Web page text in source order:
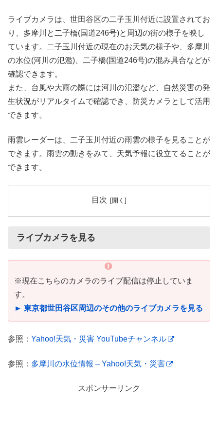
ライブカメラは、世田谷区の二子玉川付近に設置されてお
り、多摩川と二子橋(国道246号)と周辺の街の様子を映し
ています。二子玉川付近の現在のお天気の様子や、多摩川
の水位(河川の氾濫)、二子橋(国道246号)の混み具合などが
確認できます。
また、台風や大雨の際には河川の氾濫など、自然災害の発
生状況がリアルタイムで確認でき、防災カメラとして活用
できます。
雨雲レーダーは、二子玉川付近の雨雲の様子を見ることが
できます。雨雲の動きをみて、天気予報に役立てることが
できます。
目次
ライブカメラを見る
※現在こちらのカメラのライブ配信は停止していま
す。
► 東京都世田谷区周辺のその他のライブカメラを見る
参照： Yahoo!天気・災害 YouTubeチャンネル
参照： 多摩川の水位情報 – Yahoo!天気・災害
スポンサーリンク